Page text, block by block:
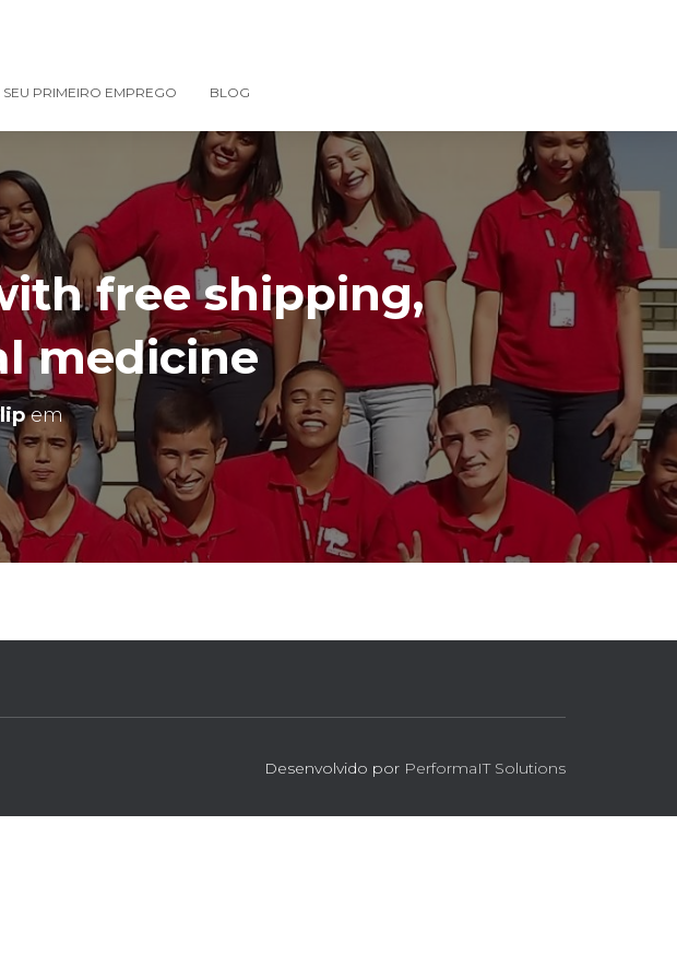
SEU PRIMEIRO EMPREGO BLOG
free shipping,
medicine
em
Desenvolvido por PerformaIT Solutions